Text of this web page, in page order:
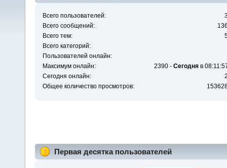
Всего пользователей:
Всего сообщений:
Всего тем:
Всего категорий:
Пользователей онлайн:
Максимум онлайн:
2390 - Сегодняв
Сегодня онлайн:
Общее количество просмотров:
Первая десятка пользователей